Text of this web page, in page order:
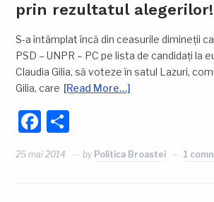
prin rezultatul alegerilor!
S-a întâmplat încă din ceasurile dimineții
PSD – UNPR – PC pe lista de candidați la
Claudia Gilia, să voteze în satul Lazuri,
Gilia, care [Read More…]
Facebook
25 mai 2014 by Politica Broastei 1